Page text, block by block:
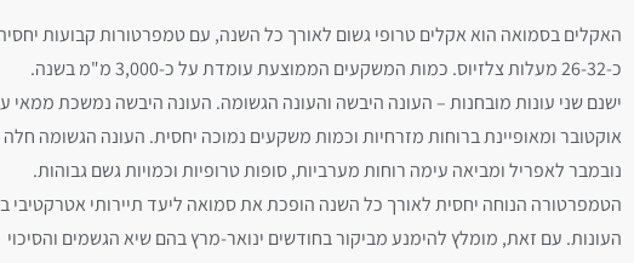
האקלים בסמואה הוא אקלים טרופי גשום לאורך כל השנה, עם טמפרטורות קבועות
כ-26-32 מעלות צלזיוס. כמות המשקעים הממוצעת עומדת על כ-3,000 מ"מ בשנה.
ישנם שני עונות מובחנות – העונה היבשה והעונה הגשומה. העונה היבשה נמשכת ממאי
אוקטובר ומאופיינת ברוחות מזרחיות וכמות משקעים נמוכה יחסית. העונה הגשומה חלה
נובמבר לאפריל ומביאה עימה רוחות מערביות, סופות טרופיות וכמויות גשם גבוהות.
הטמפרטורה הנוחה יחסית לאורך כל השנה הופכת את סמואה ליעד תיירותי אטרקטיבי
העונות. עם זאת, מומלץ להימנע מביקור בחודשים ינואר-מרץ בהם שיא הגשמים והסיכוי